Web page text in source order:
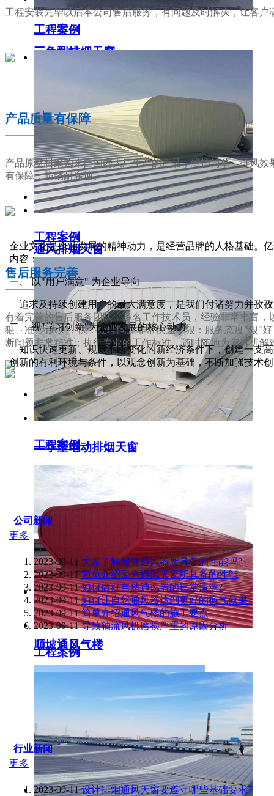
三角型排烟天窗
通风排烟天窗
一字型电动排烟天窗
顺坡通风气楼
工程案例
工程案例
工程案例
工程案例
工程安装完毕以后本公司售后服务，有问题及时解决，让客户
产品质量有保障
产品原材料采购来自国内大厂生产的产品，维护简单，排风效
有保障，防锈耐腐蚀。
03
售后服务完善
有着完善的售后服务团队，多名工作技术员，经验非常丰富，
狠、准"为原则，快：处理问题非常快速；狠：服务态度"狠"
断问题非常精准；执行专业的工作标准，随时随地为您排忧解
企业文化是企业发展的精神动力，是经营品牌的人格基础。
内容：
一、 以"用户满意" 为企业导向
追求及持续创建用户的最大满意度，是我们付诸努力并孜
二、 视"学习创新"为企业发展的核心动力
知识快速更新、规则不断变化的新经济条件下，创建一支
创新的有利环境与条件，以观念创新为基础，不断加强技术
公司新闻
更多
2023-09-11 大家了解屋脊通风器所具备的性能吗?
2023-09-11 简单介绍采光通风天窗所具备的性能
2023-09-11 如何做好自然通风器的日常清洁?
2023-09-11 如何让自然通风器达到更好的换气效果?
2023-09-11 简单介绍通风气楼的施工要点
2023-09-11 导致轴流风机磨损严重的原因分析
行业新闻
更多
2023-09-11 设计排烟通风天窗要遵守哪些基础要求?